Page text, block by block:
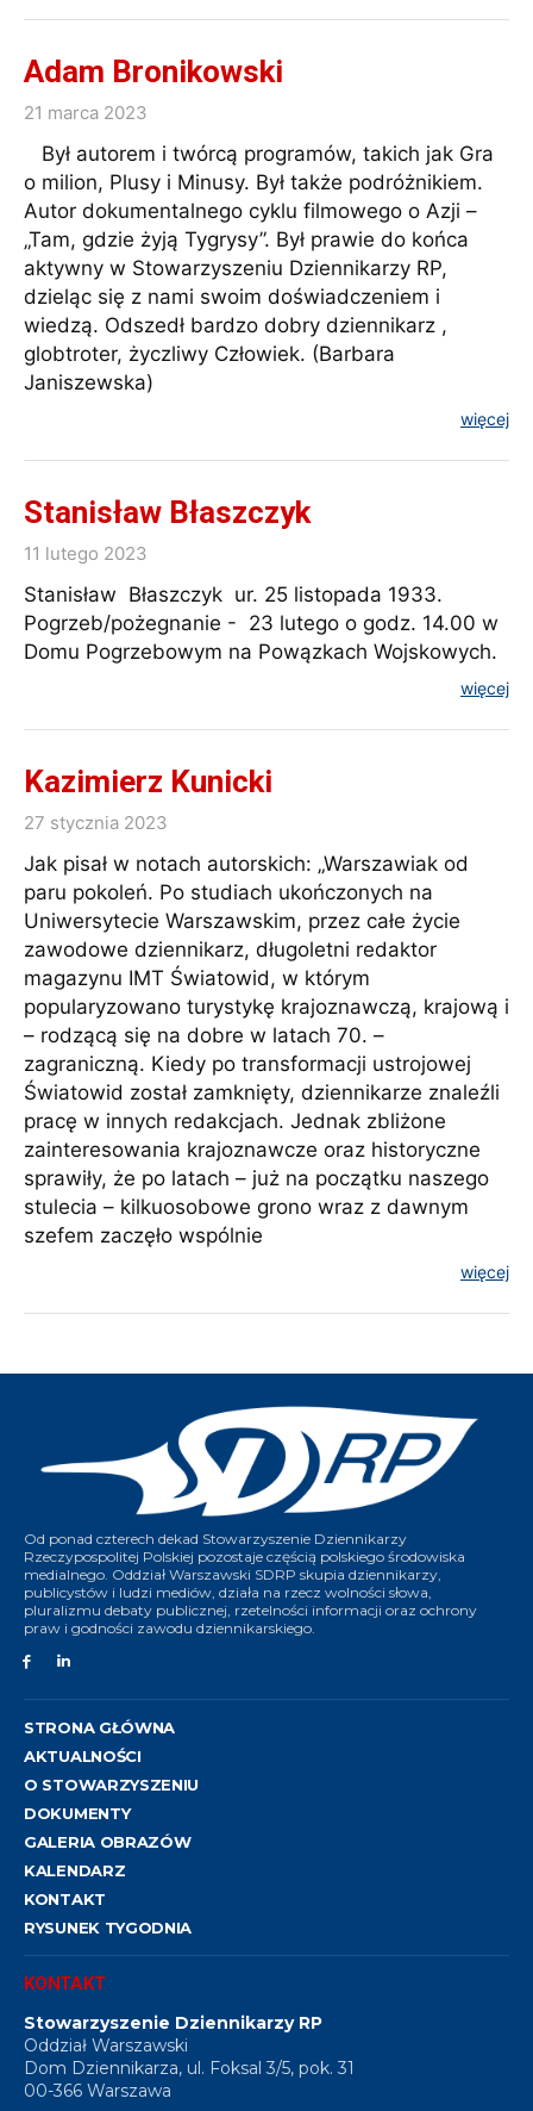
Adam Bronikowski
21 marca 2023
Był autorem i twórcą programów, takich jak Gra
o milion, Plusy i Minusy. Był także podróżnikiem.
Autor dokumentalnego cyklu filmowego o Azji –
„Tam, gdzie żyją Tygrysy”. Był prawie do końca
aktywny w Stowarzyszeniu Dziennikarzy RP,
dzieląc się z nami swoim doświadczeniem i
wiedzą. Odszedł bardzo dobry dziennikarz ,
globtroter, życzliwy Człowiek. (Barbara
Janiszewska)
więcej
Stanisław Błaszczyk
11 lutego 2023
Stanisław Błaszczyk ur. 25 listopada 1933.
Pogrzeb/pożegnanie - 23 lutego o godz. 14.00 w
Domu Pogrzebowym na Powązkach Wojskowych.
więcej
Kazimierz Kunicki
27 stycznia 2023
Jak pisał w notach autorskich: „Warszawiak od
paru pokoleń. Po studiach ukończonych na
Uniwersytecie Warszawskim, przez całe życie
zawodowe dziennikarz, długoletni redaktor
magazynu IMT Światowid, w którym
popularyzowano turystykę krajoznawczą, krajową i
– rodzącą się na dobre w latach 70. –
zagraniczną. Kiedy po transformacji ustrojowej
Światowid został zamknięty, dziennikarze znaleźli
pracę w innych redakcjach. Jednak zbliżone
zainteresowania krajoznawcze oraz historyczne
sprawiły, że po latach – już na początku naszego
stulecia – kilkuosobowe grono wraz z dawnym
szefem zaczęło wspólnie
więcej
Od ponad czterech dekad Stowarzyszenie Dziennikarzy
Rzeczypospolitej Polskiej pozostaje częścią polskiego środowiska
medialnego. Oddział Warszawski SDRP skupia dziennikarzy,
publicystów i ludzi mediów, działa na rzecz wolności słowa,
pluralizmu debaty publicznej, rzetelności informacji oraz ochrony
praw i godności zawodu dziennikarskiego.
STRONA GŁÓWNA
AKTUALNOŚCI
O STOWARZYSZENIU
DOKUMENTY
GALERIA OBRAZÓW
KALENDARZ
KONTAKT
RYSUNEK TYGODNIA
KONTAKT
Stowarzyszenie Dziennikarzy RP
Oddział Warszawski
Dom Dziennikarza, ul. Foksal 3/5, pok. 31
00-366 Warszawa